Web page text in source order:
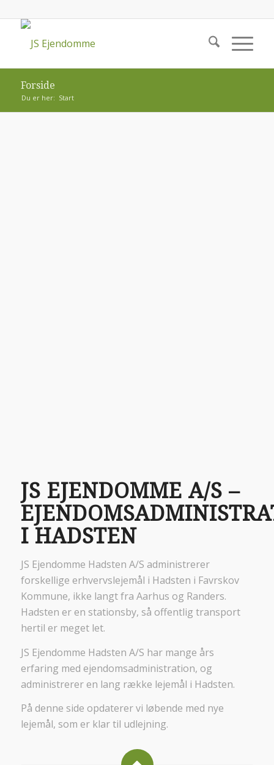
Forside
Du er her: Start
JS EJENDOMME A/S –
I HADSTEN
JS Ejendomme Hadsten A/S administrerer
forskellige erhvervslejemål i Hadsten i Favrskov
Kommune, ikke langt fra Aarhus og Randers.
Hadsten er en stationsby, så offentlig transport
hertil er meget let.
JS Ejendomme Hadsten A/S har mange års
erfaring med ejendomsadministration, og
administrerer en lang række lejemål i Hadsten.
På denne side opdaterer vi løbende med nye
lejemål, som er klar til udlejning.